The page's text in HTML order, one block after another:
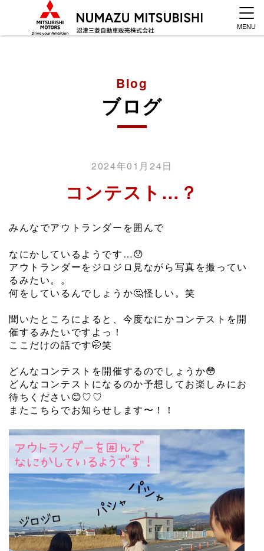
MENU
Blog
ブログ
2024年01月24日
コンテスト…？
みんなでアウトランダーを囲んで
なにかしているようです…😯
アウトランダーをジロジロ見ながら写真を撮ってい
るみたい。。
何をしているんでしょうか🤔怪しい。笑
聞いたところによると、今度なにかコンテストを開
催するみたいですよっ！
ここだけの話です🤭笑
どんなコンテストを開催するのでしょうか😳
どんなコンテストになるのか予想してお楽しみにお
待ちください😊♡♡
またこちらでお知らせします〜！！